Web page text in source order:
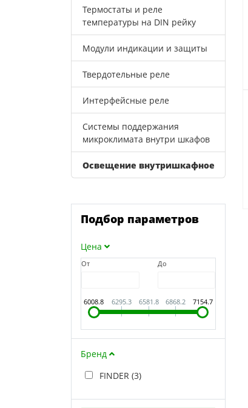
Термостаты и реле
температуры на DIN рейку
Модули индикации и защиты
Твердотельные реле
Интерфейсные реле
Системы поддержания
микроклимата внутри шкафов
Освещение внутришкафное
Подбор параметров
Цена
От До
6008.8 6295.3 6581.8 6868.2 7154.7
Бренд
FINDER (3)